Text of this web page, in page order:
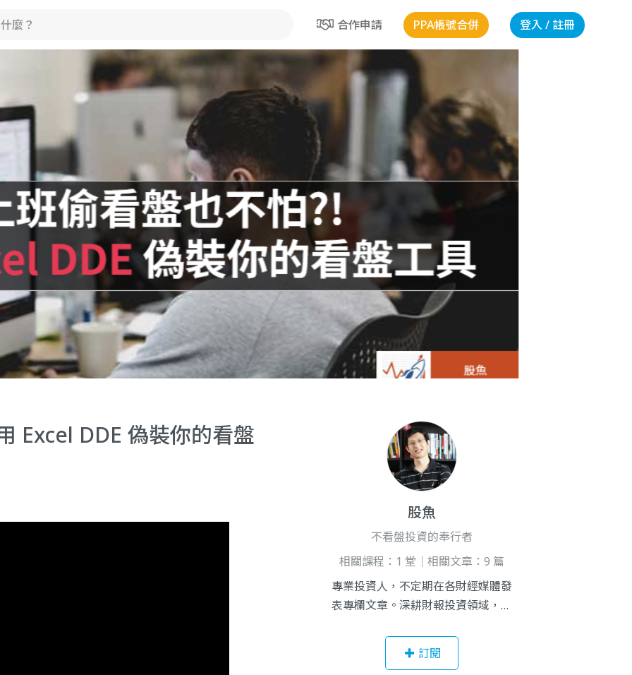
合作申請 PPA帳號合併 登入 / 註冊
Excel DDE 偽裝你的看盤
股魚
不看盤投資的奉行者
相關課程：1 堂｜相關文章：9 篇
專業投資人，不定期在各財經媒體發
表專欄文章。深耕財報投資領域，堅
度。出身於散戶，瞭解散戶常見的投
資問題，透過教學互動的過程持續推
訂閱